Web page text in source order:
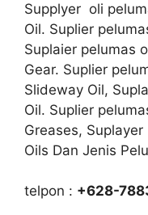
Supplyer oli
Oil. Suplier
Suplaier pelumas
Gear. Suplier
Slideway Oil,
Oil. Suplier
Greases,
Oils Dan Jenis
telpon : +628-